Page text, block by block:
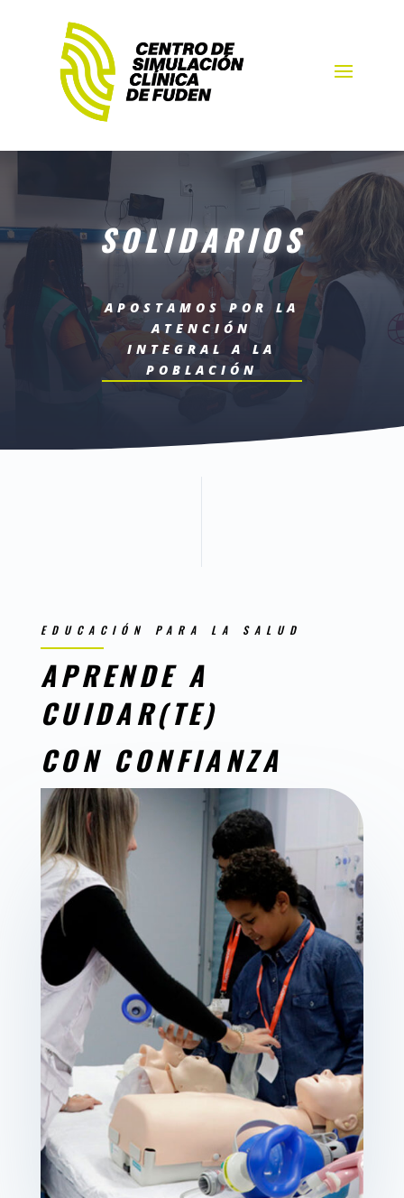
SOLIDARIOS
APOSTAMOS POR LA
ATENCIÓN
INTEGRAL A LA
POBLACIÓN
EDUCACIÓN PARA LA SALUD
APRENDE A
CUIDAR(TE)
CON CONFIANZA